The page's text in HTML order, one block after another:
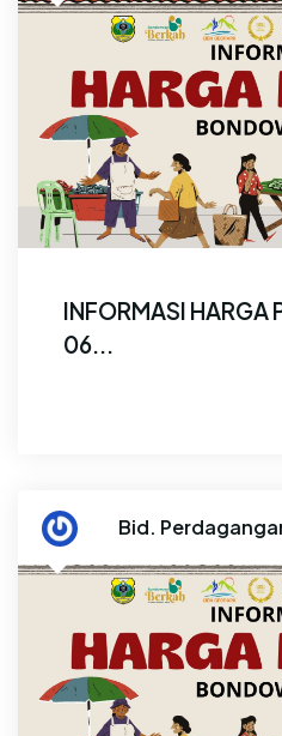
INFORMASI HARGA
06...
Bid.